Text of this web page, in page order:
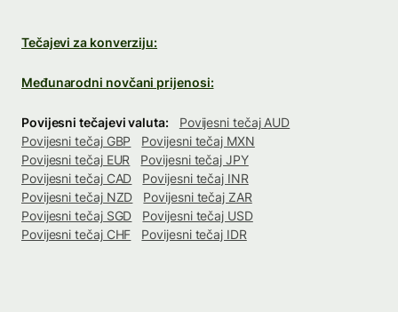
Tečajevi za konverziju:
Međunarodni novčani prijenosi:
Povijesni tečajevi valuta:
Povijesni tečaj AUD
Povijesni tečaj GBP
Povijesni tečaj MXN
Povijesni tečaj EUR
Povijesni tečaj JPY
Povijesni tečaj CAD
Povijesni tečaj INR
Povijesni tečaj NZD
Povijesni tečaj ZAR
Povijesni tečaj SGD
Povijesni tečaj USD
Povijesni tečaj CHF
Povijesni tečaj IDR